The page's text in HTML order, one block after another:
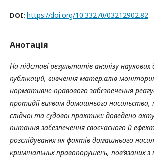
DOI: https://doi.org/10.33270/03212902.82
Анотація
На підставі результатів аналізу наукових
публікацій, вивчення матеріалів
нормативно-правового забезпечення
протидії виявам домашнього насильства,
слідчої та судової практики доведено
питання забезпечення своєчасного й
розслідування як фактів домашнього
кримінальних правопорушень, пов’язаних з